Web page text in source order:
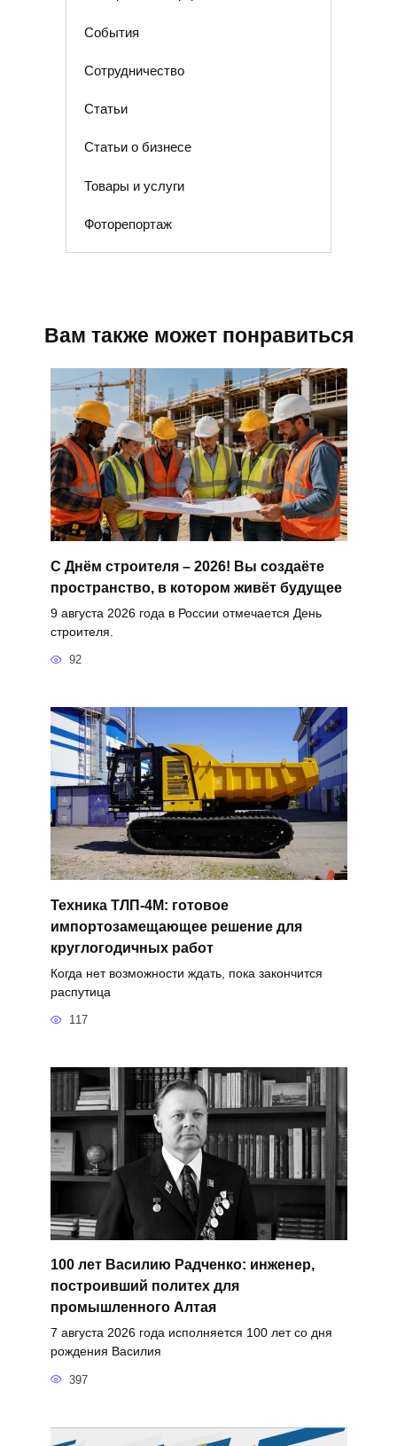
События
Сотрудничество
Статьи
Статьи о бизнесе
Товары и услуги
Фоторепортаж
Вам также может понравиться
С Днём строителя – 2026! Вы создаёте
пространство, в котором живёт будущее
9 августа 2026 года в России отмечается День
строителя.
92
Техника ТЛП-4М: готовое
импортозамещающее решение для
круглогодичных работ
Когда нет возможности ждать, пока закончится
распутица
117
100 лет Василию Радченко: инженер,
построивший политех для
промышленного Алтая
7 августа 2026 года исполняется 100 лет со дня
рождения Василия
397